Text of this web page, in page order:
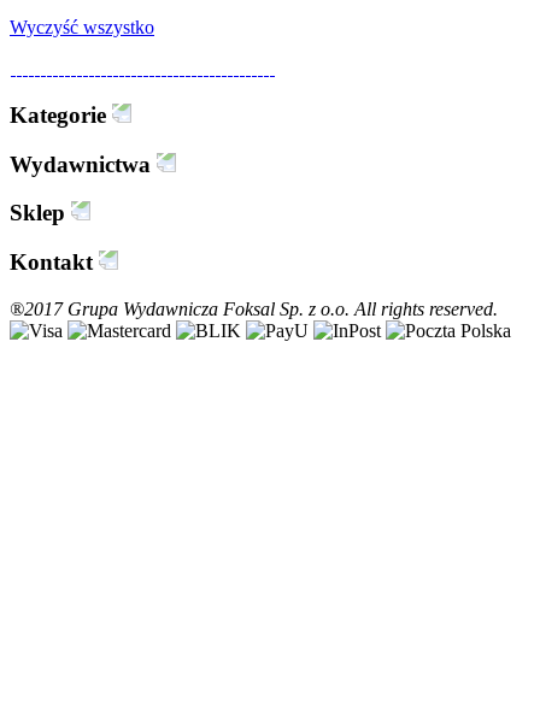
Wyczyść wszystko
Kategorie
Wydawnictwa
Sklep
Kontakt
®2017 Grupa Wydawnicza Foksal Sp. z o.o. All rights reserved.